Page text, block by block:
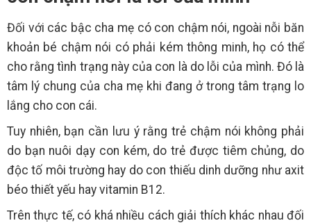
Đối với các bậc cha mẹ có con chậm nói, ngoài nỗi băn
khoản bé chậm nói có phải kém thông minh, họ có thể
cho rằng tình trạng này của con là do lỗi của mình. Đó là
tâm lý chung của cha mẹ khi đang ở trong tâm trạng lo
lắng cho con cái.
Tuy nhiên, bạn cần lưu ý rằng trẻ chậm nói không phải
do bạn nuôi dạy con kém, do trẻ được tiêm chủng, do
độc tố môi trường hay do con thiếu dinh dưỡng như axit
béo thiết yếu hay vitamin B12.
Trên thực tế, có khá nhiều cách giải thích khác nhau đối